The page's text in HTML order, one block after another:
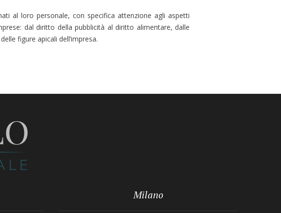
al loro personale, con specifica attenzione agli aspetti
dal diritto della pubblicità al diritto alimentare, dalle
figure apicali dell’impresa.
Milano